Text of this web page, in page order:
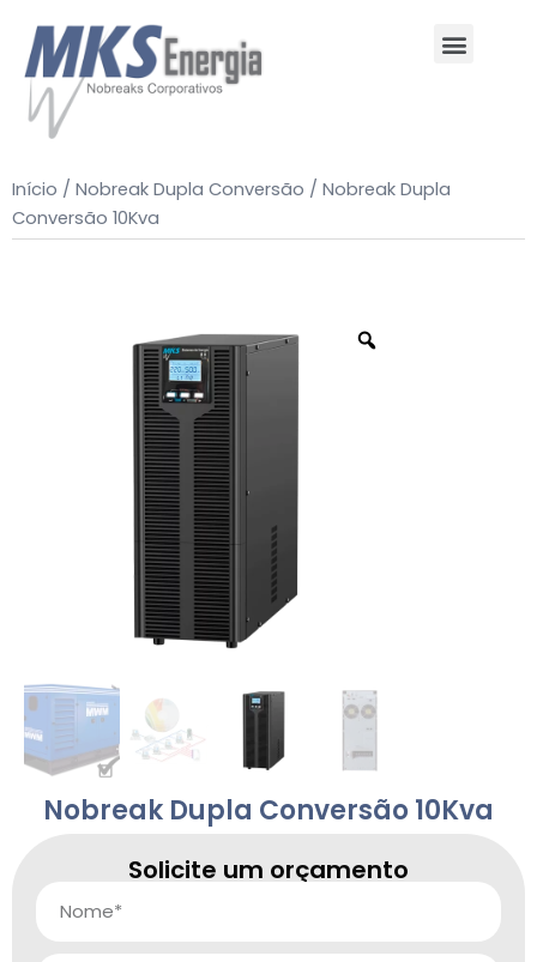
Início / Nobreak Dupla Conversão / Nobreak Dupla
Conversão 10Kva
Nobreak Dupla Conversão 10Kva
Solicite um orçamento